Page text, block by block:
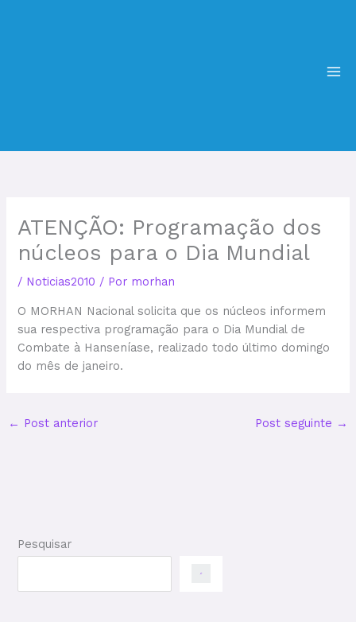
ATENÇÃO: Programação dos
núcleos para o Dia Mundial
/ Noticias2010 / Por morhan
O MORHAN Nacional solicita que os núcleos informem
sua respectiva programação para o Dia Mundial de
Combate à Hanseníase, realizado todo último domingo
do mês de janeiro.
← Post anterior Post seguinte →
Pesquisar